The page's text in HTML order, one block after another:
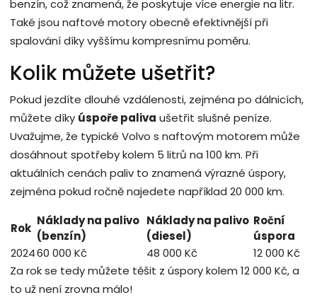
benzín, což znamená, že poskytuje více energie na litr.
Také jsou naftové motory obecně efektivnější při
spalování díky vyššímu kompresnímu poměru.
Kolik můžete ušetřit?
Pokud jezdíte dlouhé vzdálenosti, zejména po dálnicích,
můžete díky úspoře paliva ušetřit slušné peníze.
Uvažujme, že typické Volvo s naftovým motorem může
dosáhnout spotřeby kolem 5 litrů na 100 km. Při
aktuálních cenách paliv to znamená výrazné úspory,
zejména pokud ročně najedete například 20 000 km.
Rok
Náklady na palivo
(benzín)
Náklady na palivo
(diesel)
Roční
úspora
202460 000 Kč 48 000 Kč
12 000 Kč
Za rok se tedy můžete těšit z úspory kolem 12 000 Kč, a
to už není zrovna málo!